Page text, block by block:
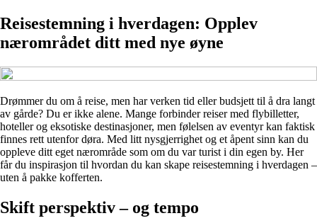
Reisestemning i hverdagen: Opplev
nærområdet ditt med nye øyne
Drømmer du om å reise, men har verken tid eller budsjett til å dra langt
av gårde? Du er ikke alene. Mange forbinder reiser med flybilletter,
hoteller og eksotiske destinasjoner, men følelsen av eventyr kan faktisk
finnes rett utenfor døra. Med litt nysgjerrighet og et åpent sinn kan du
oppleve ditt eget nærområde som om du var turist i din egen by. Her
får du inspirasjon til hvordan du kan skape reisestemning i hverdagen –
uten å pakke kofferten.
Skift perspektiv – og tempo